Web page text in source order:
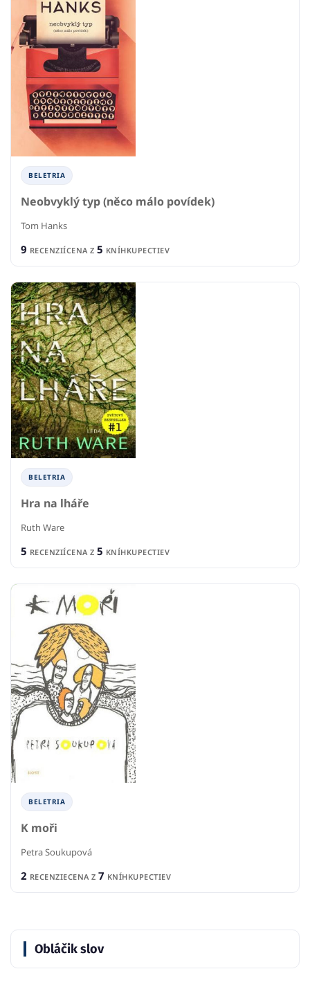
BELETRIA
Neobvyklý typ (něco málo povídek)
Tom Hanks
9 RECENZIÍCENA Z 5 KNÍHKUPECTIEV
BELETRIA
Hra na lháře
Ruth Ware
5 RECENZIÍCENA Z 5 KNÍHKUPECTIEV
BELETRIA
K moři
Petra Soukupová
2 RECENZIECENA Z 7 KNÍHKUPECTIEV
Obláčik slov